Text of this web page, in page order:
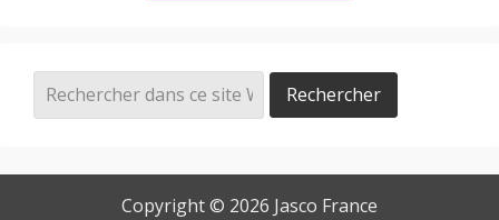
Copyright © 2026 Jasco France